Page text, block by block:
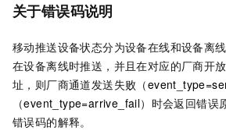
关于错误码说明
移动推送设备状态分为设备在线和设备离
在设备离线时推送，并且在对应的厂商开
址，则厂商通道发送失败（
（event_type=arrive_fail）时会返回错误
错误码的解释。